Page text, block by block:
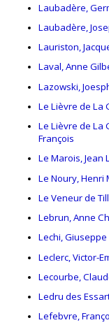
Laubadère,
Laubadère,
Lauriston,
Laval, Anne
Lazowski,
Le Lièvre de La
Le Lièvre de La
François
Le Marois, Jean
Le Noury, Henri
Le Veneur de
Lebrun, Anne
Lechi, Giuseppe
Leclerc, Victor-
Lecourbe,
Ledru des
Lefebvre,